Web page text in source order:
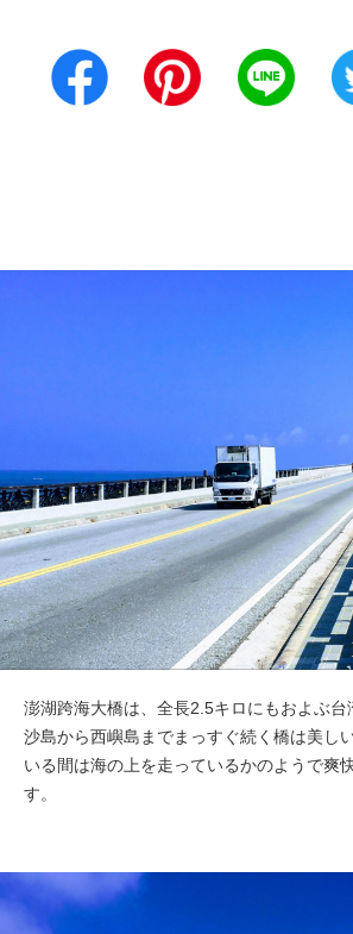
澎湖跨海大橋は、全長2.5キロにもおよぶ台
沙島から西嶼島までまっすぐ続く橋は美し
いる間は海の上を走っているかのようで爽
す。